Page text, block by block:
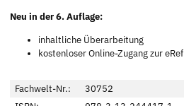
Neu in der 6. Auflage:
inhaltliche Überarbeitung
kostenloser Online-Zugang zur eRef
Fachwelt-Nr.:
30752